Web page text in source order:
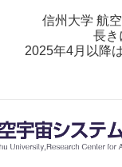
信州大学 航
長き
2025年4月以降